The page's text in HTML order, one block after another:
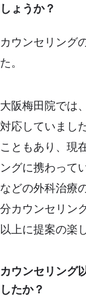
しょうか？
カウンセリング
た。
大阪梅田院では
対応していまし
こともあり、現
ングに携わって
などの外科治療
分カウンセリン
以上に提案の楽
カウンセリング
したか？